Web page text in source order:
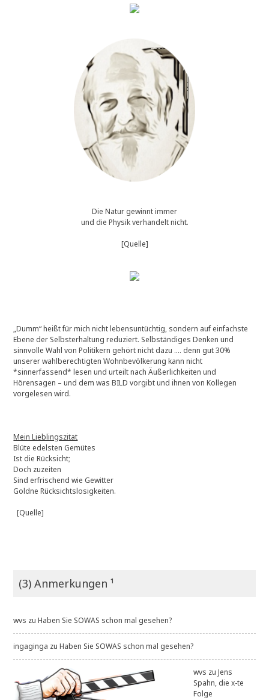
Die Natur gewinnt immer
und die Physik verhandelt nicht.
[Quelle]
„Dumm“ heißt für mich nicht lebensuntüchtig, sondern auf einfachste
Ebene der Selbsterhaltung reduziert. Selbständiges Denken und
sinnvolle Wahl von Politikern gehört nicht dazu …. denn gut 30%
unserer wahlberechtigten Wohnbevölkerung kann nicht
*sinnerfassend* lesen und urteilt nach Äußerlichkeiten und
Hörensagen – und dem was BILD vorgibt und ihnen von Kollegen
vorgelesen wird.
Mein Lieblingszitat
Blüte edelsten Gemütes
Ist die Rücksicht;
Doch zuzeiten
Sind erfrischend wie Gewitter
Goldne Rücksichtslosigkeiten.
[Quelle]
(3) Anmerkungen ¹
wvs zuHaben Sie SOWAS schon mal gesehen?
ingaginga zuHaben Sie SOWAS schon mal gesehen?
wvs zuJens
Spahn, die x-te
Folge